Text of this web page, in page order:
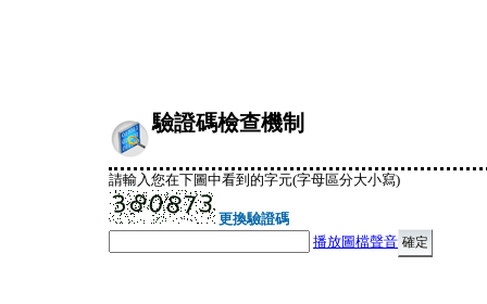
驗證碼檢查機制
請輸入您在下圖中看到的字元(字母區分大小寫)
更換驗證碼
播放圖檔聲音